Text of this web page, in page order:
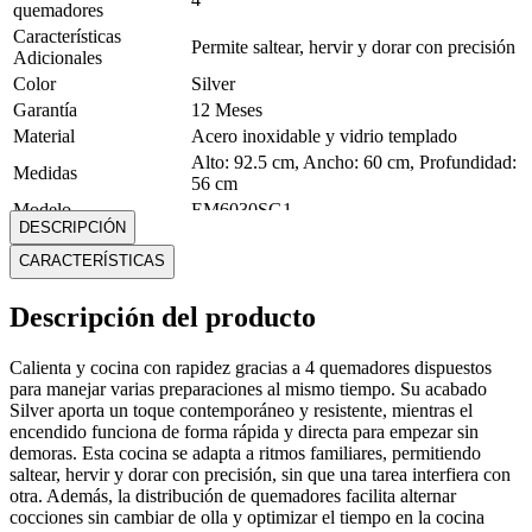
quemadores
Características
Adicionales
Permite saltear, hervir y dorar con precisión
Color
Silver
Garantía
12 Meses
Material
Acero inoxidable y vidrio templado
Medidas
Alto: 92.5 cm, Ancho: 60 cm, Profundidad:
56 cm
Modelo
EM6030SG1
Peso
Tapa de vidrio
templado
Tipo de cocina
Cocina a gas
Tipo de encendido
Manual
Mostrar más
DESCRIPCIÓN
CARACTERÍSTICAS
Descripción del producto
Calienta y cocina con rapidez gracias a 4 quemadores dispuestos
para manejar varias preparaciones al mismo tiempo. Su acabado
Silver aporta un toque contemporáneo y resistente, mientras el
encendido funciona de forma rápida y directa para empezar sin
demoras. Esta cocina se adapta a ritmos familiares, permitiendo
saltear, hervir y dorar con precisión, sin que una tarea interfiera con
otra. Además, la distribución de quemadores facilita alternar
cocciones sin cambiar de olla y optimizar el tiempo en la cocina